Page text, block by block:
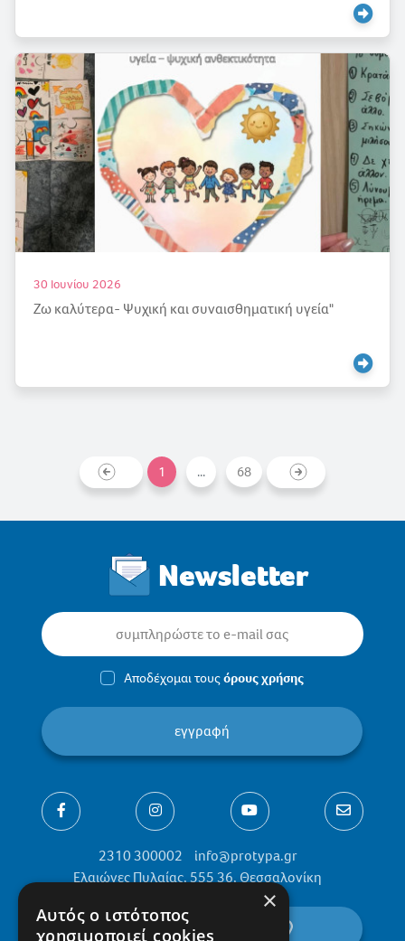
30 Ιουνίου 2026
Ζω καλύτερα- Ψυχική και συναισθηματική υγεία"
1 ... 68
Newsletter
Αποδέχομαι τουςόρους χρήσης
εγγραφή
2310 300002
info@protypa.gr
Ελαιώνες Πυλαίας, 555 36, Θεσσαλονίκη
βρείτε μας στον χάρτη
×
Αυτός ο ιστότοπος
χρησιμοποιεί cookies